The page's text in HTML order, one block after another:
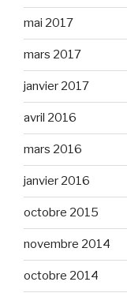
mai 2017
mars 2017
janvier 2017
avril 2016
mars 2016
janvier 2016
octobre 2015
novembre 2014
octobre 2014